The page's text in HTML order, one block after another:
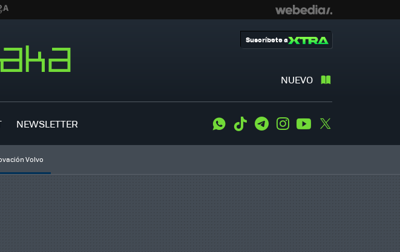
NUEVO
Suscríbete a
NEWSLETTER WhatsApp
Tiktok TelegramInstagramYoutube
Volvo